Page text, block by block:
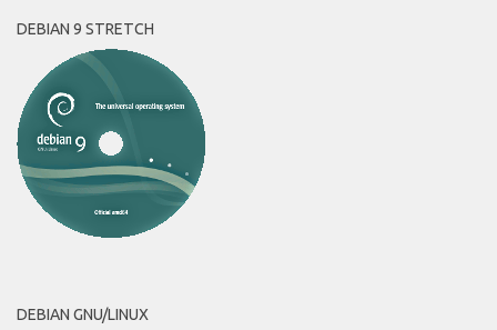
DEBIAN 9 STRETCH
DEBIAN GNU/LINUX